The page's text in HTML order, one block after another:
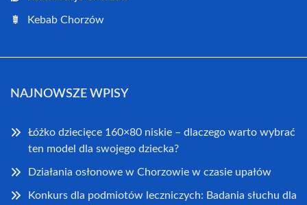
Kebab Chorzów
NAJNOWSZE WPISY
Łóżko dziecięce 160×80 niskie – dlaczego warto wybrać
ten model dla swojego dziecka?
Działania osłonowe w Chorzowie w czasie upałów
Konkurs dla podmiotów leczniczych: Badania słuchu dla